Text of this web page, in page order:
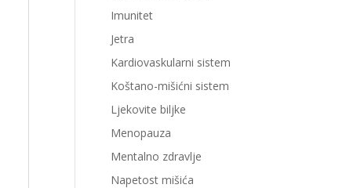
Imunitet
Jetra
Kardiovaskularni sistem
Koštano-mišićni sistem
Ljekovite biljke
Menopauza
Mentalno zdravlje
Napetost mišića